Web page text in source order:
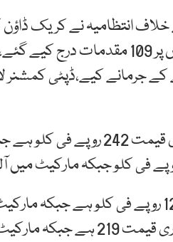
کی گئی، 336 خلاف ورزیوں پر
فروخت ہو رہا ہے۔